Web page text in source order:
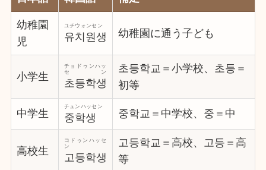
幼稚園
児
유치원생
ユチウォンセン
幼稚園に通う子ども
小学生
초등학생
チョドゥンハッ
セン
초등학교＝小学校、초등＝
初等
中学生 중학생
チュンハッセン
중학교＝中学校、중＝中
高校生
고등학생
コドゥンハッセ
ン
고등학교＝高校、고등＝高
等